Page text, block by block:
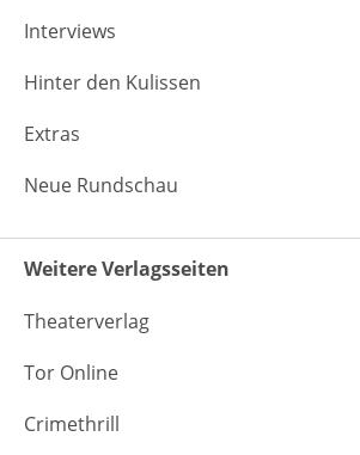
Interviews
Hinter den Kulissen
Extras
Neue Rundschau
Weitere Verlagsseiten
Theaterverlag
Tor Online
Crimethrill